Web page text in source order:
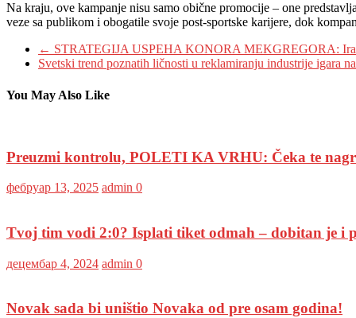
Na kraju, ove kampanje nisu samo obične promocije – one
veze sa publikom i obogatile svoje post-sportske karijere, dok
← STRATEGIJA USPEHA KONORA MEKGREGORA:
Svetski trend poznatih ličnosti u reklamiranju industrije igara
You May Also Like
Preuzmi kontrolu, POLETI KA VRHU: Čeka te
фебруар 13, 2025 admin 0
Tvoj tim vodi 2:0? Isplati tiket odmah – dobitan je i
децембар 4, 2024 admin 0
Novak sada bi uništio Novaka od pre osam godina!